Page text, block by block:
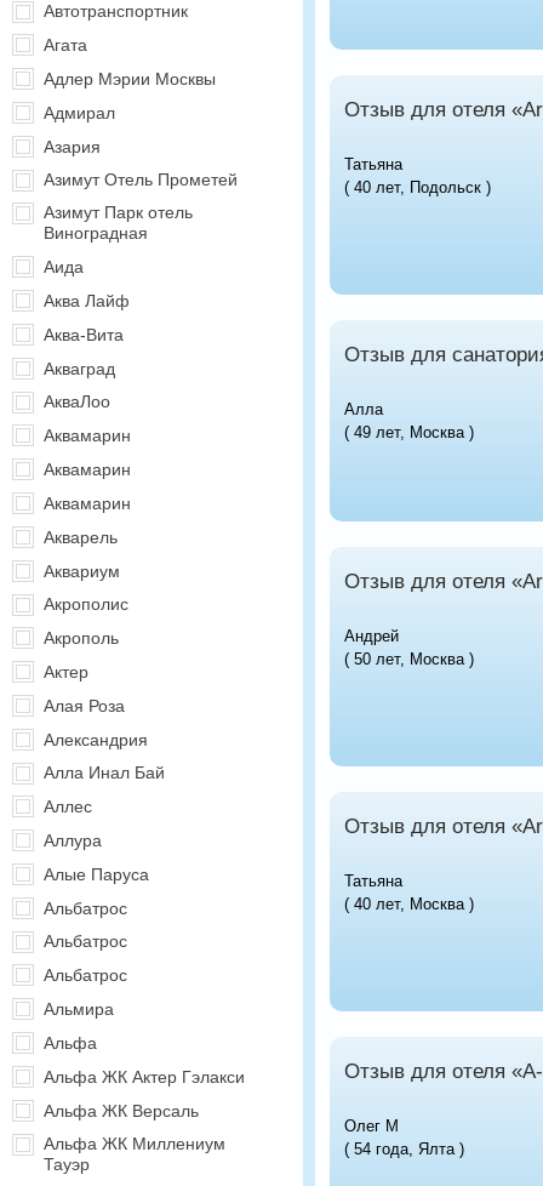
Автотранспортник
Агата
Адлер Мэрии Москвы
Адмирал
Азария
Азимут Отель Прометей
Азимут Парк отель
Виноградная
Аида
Аква Лайф
Аква-Вита
Акваград
АкваЛоо
Аквамарин
Аквамарин
Аквамарин
Акварель
Аквариум
Акрополис
Акрополь
Актер
Алая Роза
Александрия
Алла Инал Бай
Аллес
Аллура
Алые Паруса
Альбатрос
Альбатрос
Альбатрос
Альмира
Альфа
Альфа ЖК Актер Гэлакси
Альфа ЖК Версаль
Альфа ЖК Миллениум
Тауэр
Отзыв для отеля
Татьяна
( 40 лет, Подольск )
Отзыв для
Алла
( 49 лет, Москва )
Отзыв для отеля
Андрей
( 50 лет, Москва )
Отзыв для отеля
Татьяна
( 40 лет, Москва )
Отзыв для отеля
Олег М
( 54 года, Ялта )